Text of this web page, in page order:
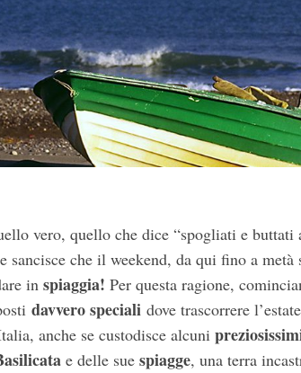
vero, quello che dice “spogliati e buttati
sancisce che il weekend, da qui fino a metà
in spiaggia! Per questa ragione,
davvero speciali dove trascorrere
anche se custodisce alcuni
e delle sue spiagge, una terra